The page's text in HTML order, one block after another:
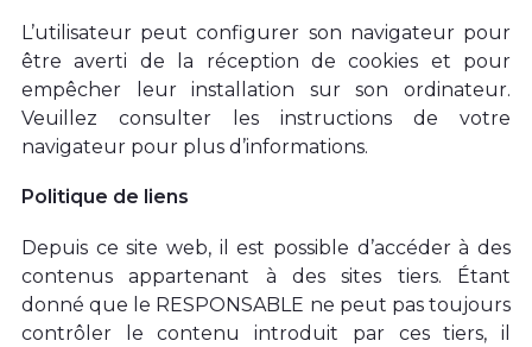
L’utilisateur peut configurer son navigateur pour
être averti de la réception de cookies et pour
empêcher leur installation sur son ordinateur.
Veuillez consulter les instructions de votre
navigateur pour plus d’informations.
Politique de liens
Depuis ce site web, il est possible d’accéder à des
contenus appartenant à des sites tiers. Étant
donné que le RESPONSABLE ne peut pas toujours
contrôler le contenu introduit par ces tiers, il